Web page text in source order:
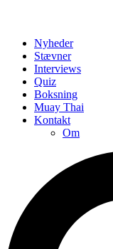
Nyheder
Stævner
Interviews
Quiz
Boksning
Muay Thai
Kontakt
Om